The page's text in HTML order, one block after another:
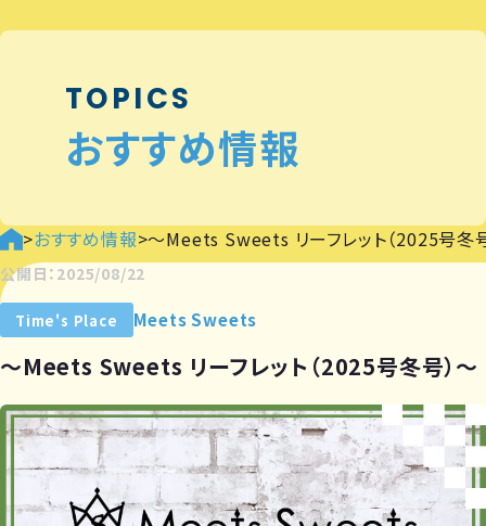
TOPICS
おすすめ情報
>おすすめ情報>～Meets Sweets リーフレット（2025号冬
公開日：2025/08/22
Time's Place Meets Sweets
～Meets Sweets リーフレット（2025号冬号）～